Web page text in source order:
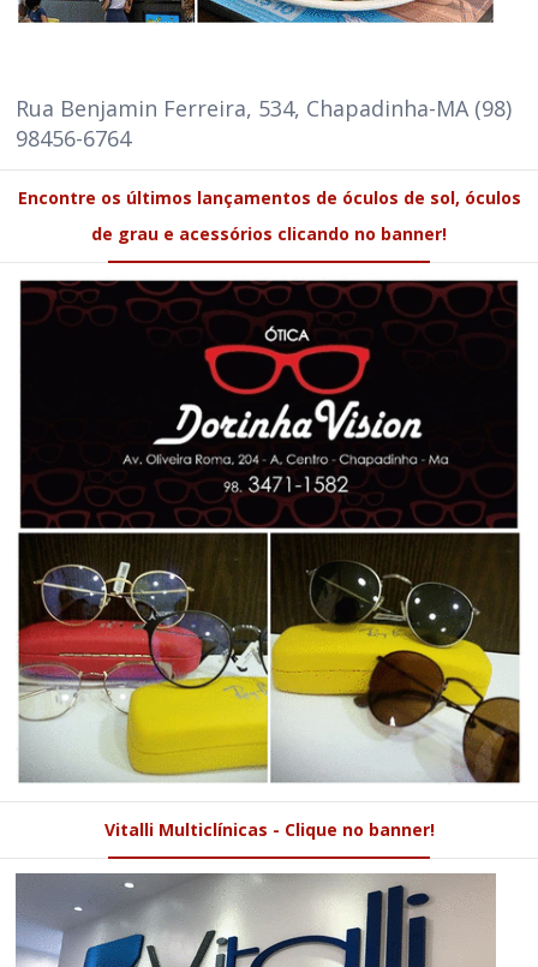
Rua Benjamin Ferreira, 534, Chapadinha-MA (98)
98456-6764
Encontre os últimos lançamentos de óculos de sol, óculos
de grau e acessórios clicando no banner!
Vitalli Multiclínicas - Clique no banner!